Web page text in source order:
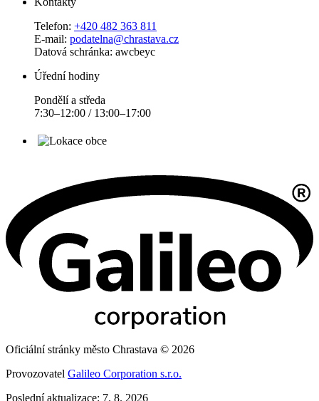
Telefon: +420 482 363 811
E-mail: podatelna@chrastava.cz
Datová schránka: awcbeyc
Úřední hodiny
Pondělí a středa
7:30–12:00 / 13:00–17:00
Oficiální stránky město Chrastava © 2026
Provozovatel Galileo Corporation s.r.o.
Poslední aktualizace: 7. 8. 2026